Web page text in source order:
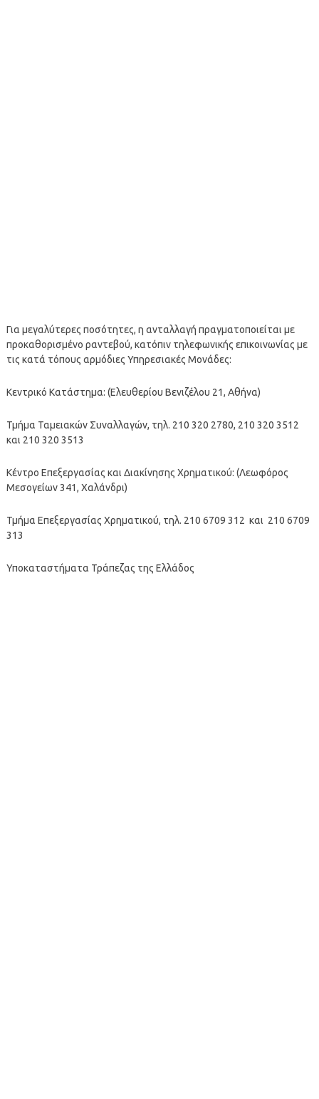
Για μεγαλύτερες ποσότητες, η ανταλλαγή πραγματοποιείται με
προκαθορισμένο ραντεβού, κατόπιν τηλεφωνικής επικοινωνίας με
τις κατά τόπους αρμόδιες Υπηρεσιακές Μονάδες:
Κεντρικό Κατάστημα: (Ελευθερίου Βενιζέλου 21, Αθήνα)
Τμήμα Ταμειακών Συναλλαγών, τηλ. 210 320 2780, 210 320 3512
και 210 320 3513
Κέντρο Επεξεργασίας και Διακίνησης Χρηματικού: (Λεωφόρος
Μεσογείων 341, Χαλάνδρι)
Τμήμα Επεξεργασίας Χρηματικού, τηλ. 210 6709 312 και 210 6709
313
Υποκαταστήματα Τράπεζας της Ελλάδος